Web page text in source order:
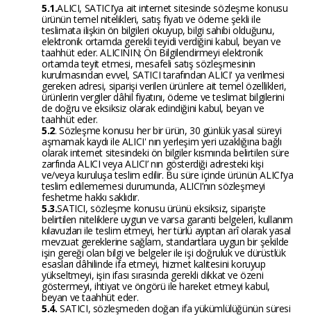
5.1.ALICI, SATICI’ya ait internet sitesinde sözleşme konusu
ürünün temel nitelikleri, satış fiyatı ve ödeme şekli ile
teslimata ilişkin ön bilgileri okuyup, bilgi sahibi olduğunu,
elektronik ortamda gerekli teyidi verdiğini kabul, beyan ve
taahhüt eder. ALICININ; Ön Bilgilendirmeyi elektronik
ortamda teyit etmesi, mesafeli satış sözleşmesinin
kurulmasından evvel, SATICI tarafından ALICI' ya verilmesi
gereken adresi, siparişi verilen ürünlere ait temel özellikleri,
ürünlerin vergiler dâhil fiyatını, ödeme ve teslimat bilgilerini
de doğru ve eksiksiz olarak edindiğini kabul, beyan ve
taahhüt eder.
5.2. Sözleşme konusu her bir ürün, 30 günlük yasal süreyi
aşmamak kaydı ile ALICI' nın yerleşim yeri uzaklığına bağlı
olarak internet sitesindeki ön bilgiler kısmında belirtilen süre
zarfında ALICI veya ALICI’ nın gösterdiği adresteki kişi
ve/veya kuruluşa teslim edilir. Bu süre içinde ürünün ALICI’ya
teslim edilememesi durumunda, ALICI’nın sözleşmeyi
feshetme hakkı saklıdır.
5.3.SATICI, sözleşme konusu ürünü eksiksiz, siparişte
belirtilen niteliklere uygun ve varsa garanti belgeleri, kullanım
kılavuzları ile teslim etmeyi, her türlü ayıptan arî olarak yasal
mevzuat gereklerine sağlam, standartlara uygun bir şekilde
işin gereği olan bilgi ve belgeler ile işi doğruluk ve dürüstlük
esasları dâhilinde ifa etmeyi, hizmet kalitesini koruyup
yükseltmeyi, işin ifası sırasında gerekli dikkat ve özeni
göstermeyi, ihtiyat ve öngörü ile hareket etmeyi kabul,
beyan ve taahhüt eder.
5.4. SATICI, sözleşmeden doğan ifa yükümlülüğünün süresi